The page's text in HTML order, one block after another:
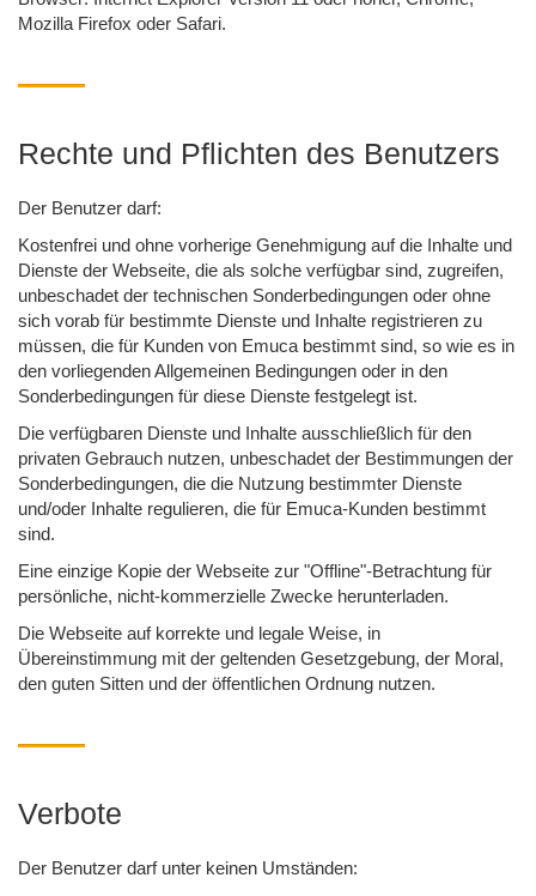
Mozilla Firefox oder Safari.
Rechte und Pflichten des Benutzers
Der Benutzer darf:
Kostenfrei und ohne vorherige Genehmigung auf die Inhalte und
Dienste der Webseite, die als solche verfügbar sind, zugreifen,
unbeschadet der technischen Sonderbedingungen oder ohne
sich vorab für bestimmte Dienste und Inhalte registrieren zu
müssen, die für Kunden von Emuca bestimmt sind, so wie es in
den vorliegenden Allgemeinen Bedingungen oder in den
Sonderbedingungen für diese Dienste festgelegt ist.
Die verfügbaren Dienste und Inhalte ausschließlich für den
privaten Gebrauch nutzen, unbeschadet der Bestimmungen der
Sonderbedingungen, die die Nutzung bestimmter Dienste
und/oder Inhalte regulieren, die für Emuca-Kunden bestimmt
sind.
Eine einzige Kopie der Webseite zur "Offline"-Betrachtung für
persönliche, nicht-kommerzielle Zwecke herunterladen.
Die Webseite auf korrekte und legale Weise, in
Übereinstimmung mit der geltenden Gesetzgebung, der Moral,
den guten Sitten und der öffentlichen Ordnung nutzen.
Verbote
Der Benutzer darf unter keinen Umständen: